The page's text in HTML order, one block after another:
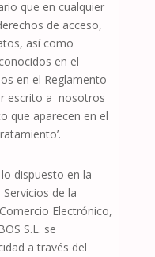
que en cualquier
de acceso,
así como
en el
en el Reglamento
escrito a nosotros
que aparecen en el
dispuesto en la
de la
Electrónico,
S.L. se
a través del